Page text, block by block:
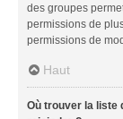
des groupes
permissions de
permissions de
Haut
Où trouver la liste